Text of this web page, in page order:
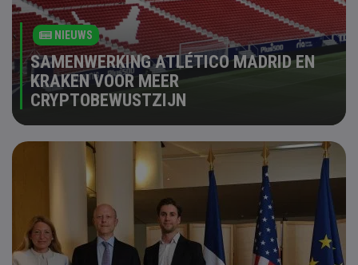
NIEUWS
SAMENWERKING ATLÉTICO MADRID EN
KRAKEN VOOR MEER
CRYPTOBEWUSTZIJN